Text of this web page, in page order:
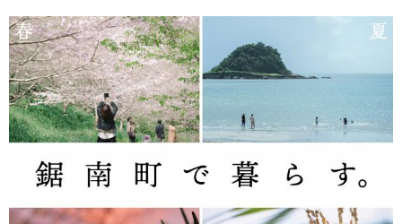
休日夜間救急
便利なサービス
循環バス 防災安心メール
保険・年金
税金
消防・防災
防犯・安全
上水道・下水道
ごみ・環境・ペット
健康・医療
福祉・介護
子育て・教育
子育て
教育
生涯学習・スポーツ
しごと・産業
産業振興
観光情報